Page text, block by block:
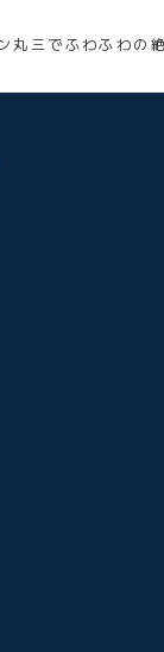
丸三でふわふわの